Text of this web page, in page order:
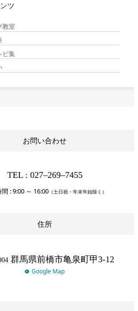
ツ
教室
ピ集
お問い合わせ
TEL : 027‒269‒7455
: 9:00 ～ 16:00（土日祝・年末年始除く）
住所
群馬県前橋市亀泉町甲3-12
Google Map